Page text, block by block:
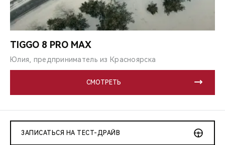
TIGGO 8 PRO MAX
Юлия, предприниматель из Красноярска
СМОТРЕТЬ
ЗАПИСАТЬСЯ НА ТЕСТ-ДРАЙВ